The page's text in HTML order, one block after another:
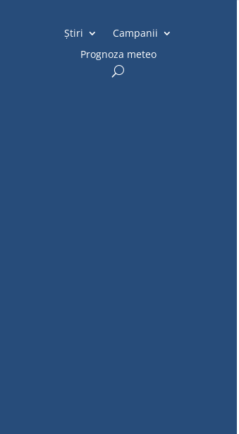
Știri
Campanii
Prognoza meteo